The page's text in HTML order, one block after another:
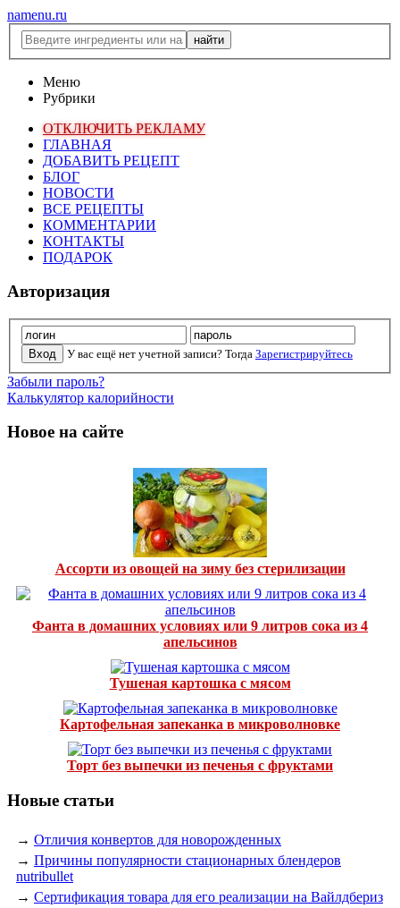
namenu.ru
Меню
Рубрики
ОТКЛЮЧИТЬ РЕКЛАМУ
ГЛАВНАЯ
ДОБАВИТЬ РЕЦЕПТ
БЛОГ
НОВОСТИ
ВСЕ РЕЦЕПТЫ
КОММЕНТАРИИ
КОНТАКТЫ
ПОДАРОК
Авторизация
У вас ещё нет учетной записи? Тогда Зарегистрируйтесь
Забыли пароль?
Калькулятор калорийности
Новое на сайте
Ассорти из овощей на зиму без стерилизации
Фанта в домашних условиях или 9 литров сока из 4
апельсинов
Тушеная картошка с мясом
Картофельная запеканка в микроволновке
Торт без выпечки из печенья с фруктами
Новые статьи
→ Отличия конвертов для новорожденных
→ Причины популярности стационарных блендеров
nutribullet
→ Сертификация товара для его реализации на Вайлдбериз